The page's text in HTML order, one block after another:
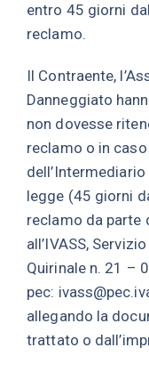
entro 45 giorni
reclamo.
Il Contraente,
Danneggiato
non dovesse
reclamo o in
legge (45 giorni
reclamo da parte
all’IVASS,
Quirinale n. 21 –
pec:
allegando la
trattato o